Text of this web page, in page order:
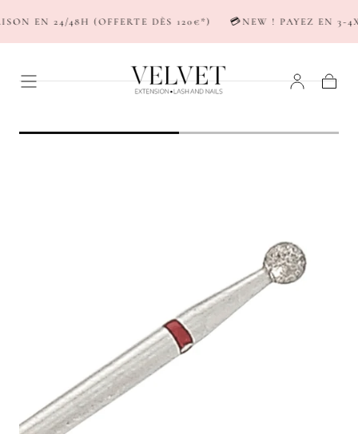
PASSER AU
CONTENU
EN 24/48H (OFFERTE DÈS 120€*) 💳NEW ! PAYEZ EN 3-4X